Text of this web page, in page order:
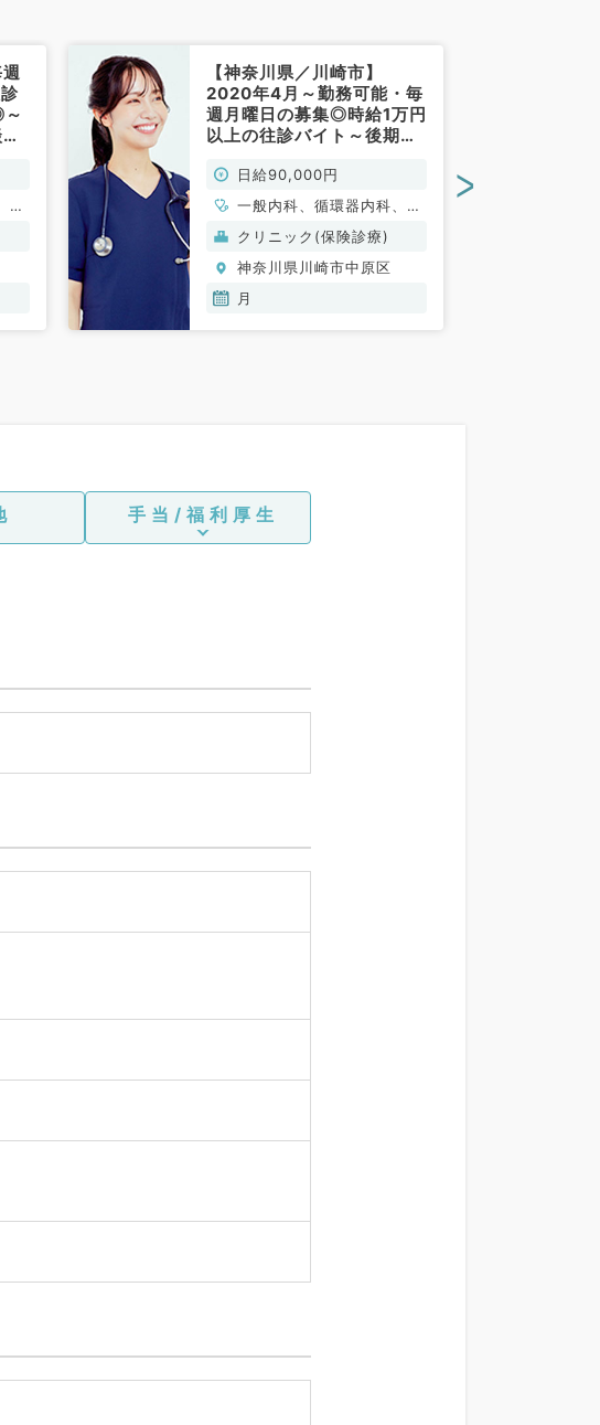
呼
【神奈川県／川崎市】
2020年4月～勤務可能・毎
週月曜日の募集◎時給1万円
以上の往診バイト～後期研
（内科系／非常勤）
日給90,000円
一般内科、循環器内科、呼
吸器内科、消化器内科、内
分泌・代謝内科、腎臓内
科、老年内科
クリニック(保険診療)
神奈川県川崎市中原区
月
>
手当/福利厚生